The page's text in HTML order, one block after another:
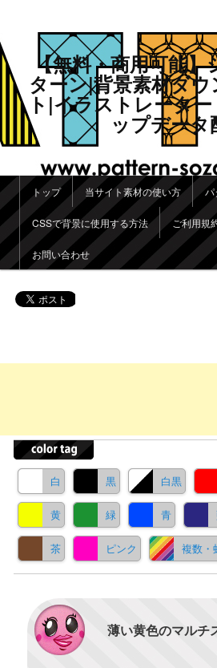
【無料・商用可能
ターン|背景素材ダ
ト|イラストレータ
ップデータ
メインメニュー
メインコンテンツへ移動
サブコンテンツへ移動
トップ 当サイト素材の使い方 パ
CSSで背景に使用する方法 ご利用規
お問い合わせ
白 黒 白黒
黄 緑 青
茶 ピンク 複数・
薄い黄色のマルチ